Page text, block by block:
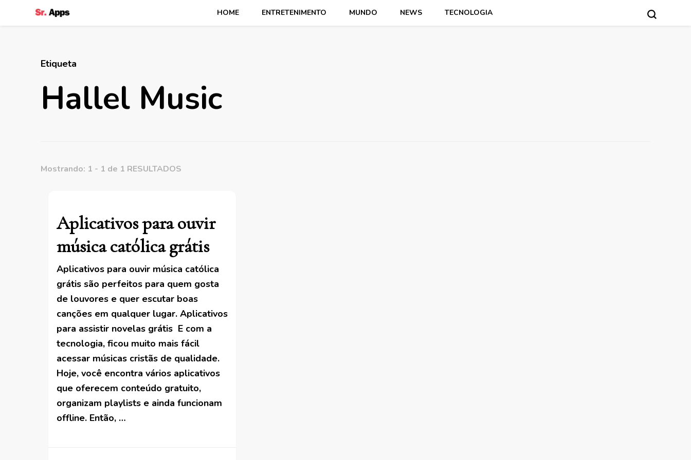
HOME ENTRETENIMENTO MUNDO NEWS TECNOLOGIA
Etiqueta
Hallel Music
Mostrando: 1 - 1 de 1 RESULTADOS
Aplicativos para ouvir
música católica grátis
Aplicativos para ouvir música católica
grátis são perfeitos para quem gosta
de louvores e quer escutar boas
canções em qualquer lugar. Aplicativos
para assistir novelas grátis E com a
tecnologia, ficou muito mais fácil
acessar músicas cristãs de qualidade.
Hoje, você encontra vários aplicativos
que oferecem conteúdo gratuito,
organizam playlists e ainda funcionam
offline. Então, …